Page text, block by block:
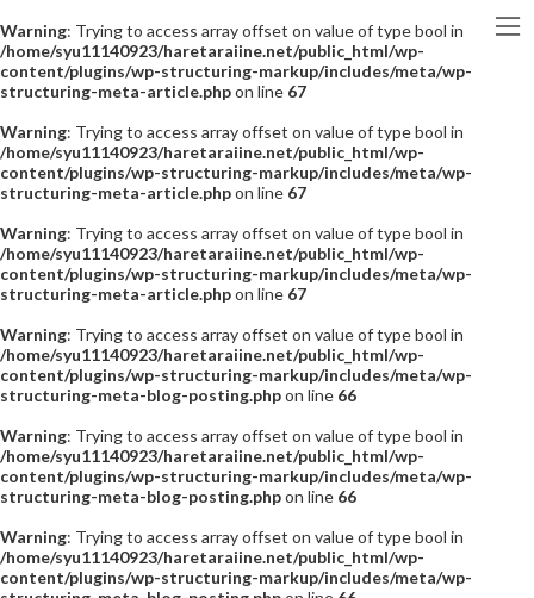
Warning: Trying to access array offset on value of type bool in
/home/syu11140923/haretaraiine.net/public_html/wp-
content/plugins/wp-structuring-markup/includes/meta/wp-
structuring-meta-article.phpon line 67
Warning: Trying to access array offset on value of type bool in
/home/syu11140923/haretaraiine.net/public_html/wp-
content/plugins/wp-structuring-markup/includes/meta/wp-
structuring-meta-article.phpon line 67
Warning: Trying to access array offset on value of type bool in
/home/syu11140923/haretaraiine.net/public_html/wp-
content/plugins/wp-structuring-markup/includes/meta/wp-
structuring-meta-article.phpon line 67
Warning: Trying to access array offset on value of type bool in
/home/syu11140923/haretaraiine.net/public_html/wp-
content/plugins/wp-structuring-markup/includes/meta/wp-
structuring-meta-blog-posting.phpon line 66
Warning: Trying to access array offset on value of type bool in
/home/syu11140923/haretaraiine.net/public_html/wp-
content/plugins/wp-structuring-markup/includes/meta/wp-
structuring-meta-blog-posting.phpon line 66
Warning: Trying to access array offset on value of type bool in
/home/syu11140923/haretaraiine.net/public_html/wp-
content/plugins/wp-structuring-markup/includes/meta/wp-